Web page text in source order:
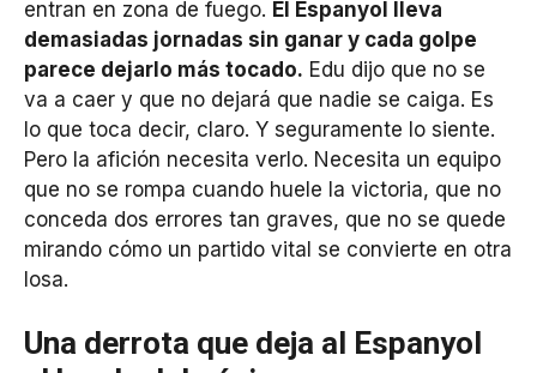
entran en zona de fuego. El Espanyol lleva
demasiadas jornadas sin ganar y cada golpe
parece dejarlo más tocado. Edu dijo que no se
va a caer y que no dejará que nadie se caiga. Es
lo que toca decir, claro. Y seguramente lo siente.
Pero la afición necesita verlo. Necesita un equipo
que no se rompa cuando huele la victoria, que no
conceda dos errores tan graves, que no se quede
mirando cómo un partido vital se convierte en otra
losa.
Una derrota que deja al Espanyol